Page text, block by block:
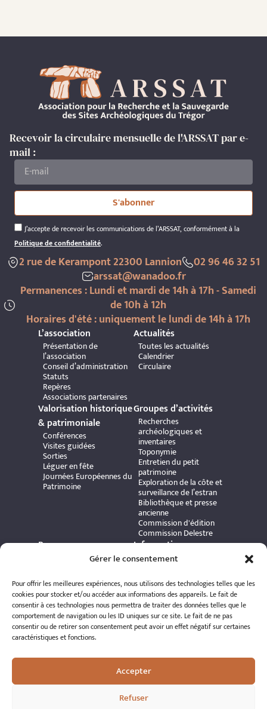
Gérer le consentement
Pour offrir les meilleures expériences, nous utilisons des technologies telles que les
cookies pour stocker et/ou accéder aux informations des appareils. Le fait de
consentir à ces technologies nous permettra de traiter des données telles que le
comportement de navigation ou les ID uniques sur ce site. Le fait de ne pas
consentir ou de retirer son consentement peut avoir un effet négatif sur certaines
caractéristiques et fonctions.
Accepter
Refuser
Recevoir la circulaire mensuelle de l'ARSSAT par e-
mail :
J’accepte de recevoir les communications de l’ARSSAT, conformément à la
Politique de confidentialité.
S'abonner
2 rue de Kerampont 22300 Lannion
02 96 46 32 51
arssat@wanadoo.fr
Permanences : Lundi et mardi de 14h à 17h - Samedi
de 10h à 12h
Horaires d'été : uniquement le lundi de 14h à 17h
L’association
Présentation de
l’association
Conseil d’administration
Statuts
Repères
Associations partenaires
Actualités
Toutes les actualités
Calendrier
Circulaire
Valorisation historique
& patrimoniale
Conférences
Visites guidées
Sorties
Léguer en fête
Journées Européennes du
Patrimoine
Groupes d’activités
Recherches
archéologiques et
inventaires
Toponymie
Entretien du petit
patrimoine
Exploration de la côte et
surveillance de l’estran
Bibliothèque et presse
ancienne
Commission d'édition
Commission Delestre
Ressources
Carte interactive
Publications et ouvrages
Archives patrimoniales
Bretania
Informations
pratiques
Adhérer à l’association
Politique de
confidentialité
Politique de cookies
Mentions légales
Espace éditeur